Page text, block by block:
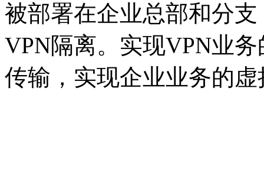
被部署在企业总部和分
VPN隔离。实现VPN业
传输，实现企业业务的